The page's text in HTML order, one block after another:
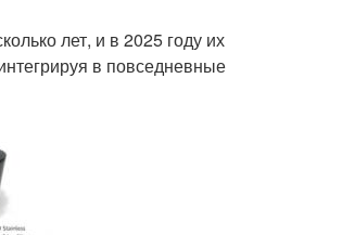
лет, и в 2025 году их
в повседневные